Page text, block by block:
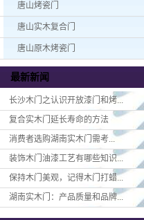
唐山烤瓷门
唐山实木复合门
唐山原木烤瓷门
最新新闻
长沙木门之认识开放漆门和烤...
复合实木门延长寿命的方法
消费者选购湖南实木门​需考...
装饰木门油漆工艺有哪些知识...
保持木门美观，记得木门打蜡...
湖南实木门：产品质量和品牌...